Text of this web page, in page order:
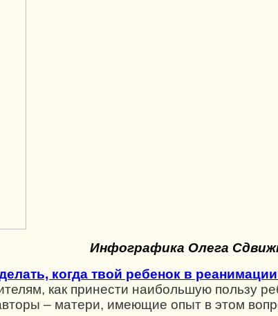
Инфографика Олега
когда твой ребенок в
как принести наибольшую пользу
– матери, имеющие опыт в этом